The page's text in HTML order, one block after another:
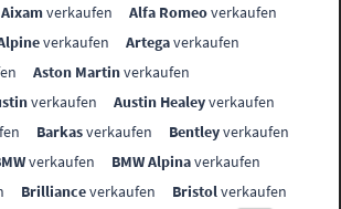
Aixamverkaufen Alfa Romeoverkaufen
verkaufen Artegaverkaufen
Aston Martinverkaufen
verkaufen Austin Healeyverkaufen
Barkasverkaufen Bentleyverkaufen
verkaufen BMW Alpinaverkaufen
Brillianceverkaufen Bristolverkaufen